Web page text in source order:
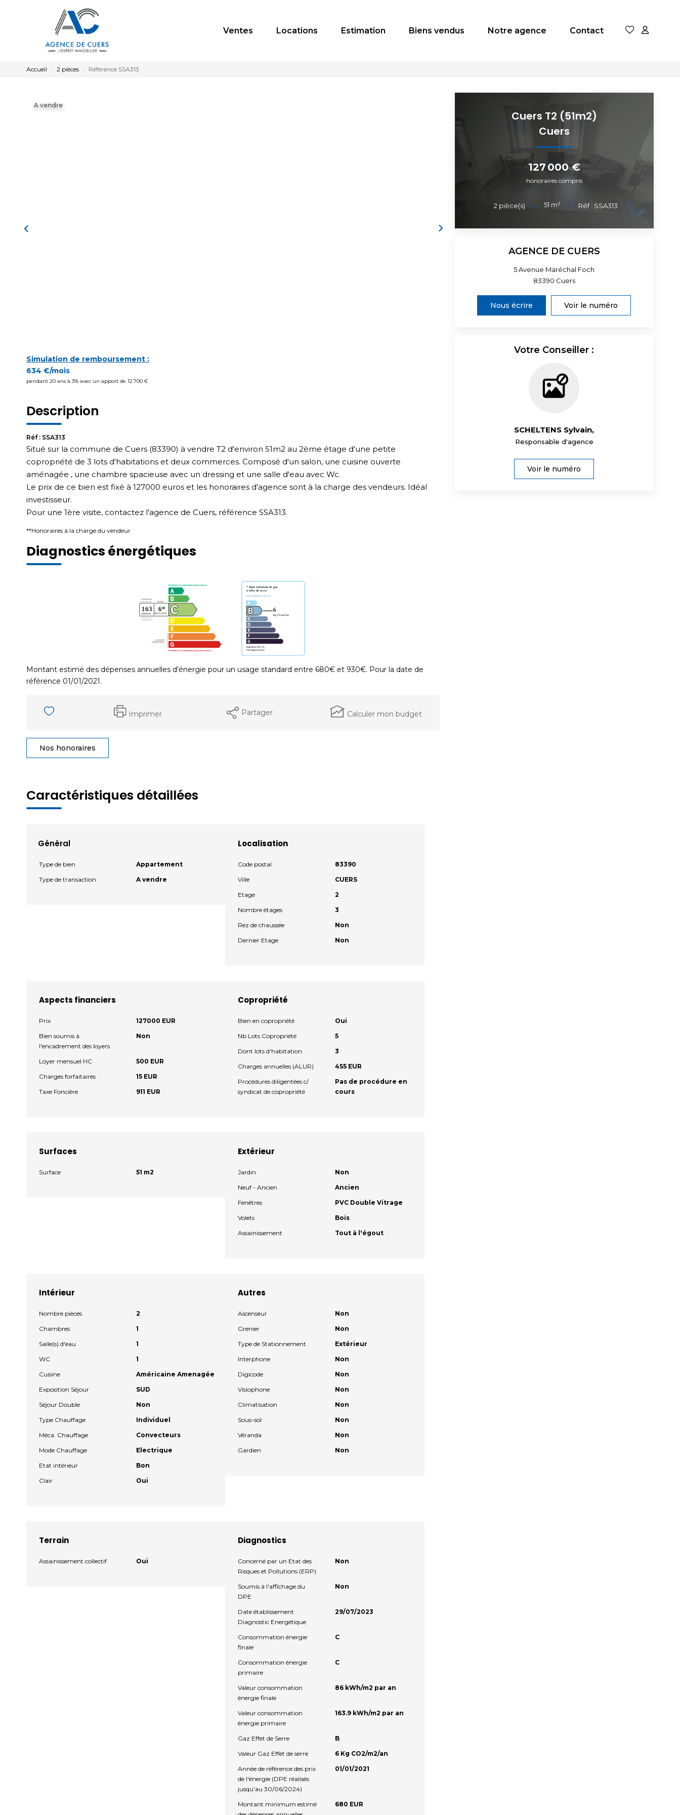
Ventes Locations Estimation Biens vendus Notre agence Contact
Accueil 2 pièces Référence SSA313
A vendre
Simulation de remboursement :
634 €/mois
pendant 20 ans à 3% avec un apport de 12 700 €
Description
Réf : SSA313
Situé sur la commune de Cuers (83390) à vendre T2 d'environ 51m2 au 2ème étage d'une petite
copropriété de 3 lots d'habitations et deux commerces. Composé d'un salon, une cuisine ouverte
aménagée , une chambre spacieuse avec un dressing et une salle d'eau avec Wc.
Le prix de ce bien est fixé à 127000 euros et les honoraires d'agence sont à la charge des vendeurs. Idéal
investisseur.
Pour une 1ère visite, contactez l'agence de Cuers, référence SSA313.
**Honoraires à la charge du vendeur
Diagnostics énergétiques
Montant estimé des dépenses annuelles d'énergie pour un usage standard entre 680€ et 930€. Pour la date de
référence 01/01/2021.
Imprimer Partager Calculer mon budget
Nos honoraires
Caractéristiques détaillées
Général
Type de bien
Appartement
Type de transaction
A vendre
Localisation
Code postal
83390
Ville
CUERS
Etage
2
Nombre étages
3
Rez de chaussée
Non
Dernier Etage
Non
Aspects financiers
Prix
127000 EUR
Bien soumis à
l'encadrement des loyers
Non
Loyer mensuel HC
500 EUR
Charges forfaitaires
15 EUR
Taxe Foncière
911 EUR
Copropriété
Bien en copropriété
Oui
Nb Lots Copropriété
5
Dont lots d'habitation
3
Charges annuelles (ALUR)
455 EUR
Procédures diligentées c/
syndicat de copropriété
Pas de procédure en
cours
Surfaces
Surface 51 m2
Extérieur
Jardin
Non
Neuf - Ancien
Ancien
Fenêtres
PVC Double Vitrage
Volets
Bois
Assainissement
Tout à l'égout
Intérieur
Nombre pièces
2
Chambres
1
Salle(s) d'eau
1
WC
1
Cuisine
Américaine Amenagée
Exposition Séjour
SUD
Séjour Double
Non
Type Chauffage
Individuel
Méca. Chauffage
Convecteurs
Mode Chauffage
Electrique
Etat intérieur
Bon
Clair
Oui
Autres
Ascenseur
Non
Grenier
Non
Type de Stationnement
Extérieur
Interphone
Non
Digicode
Non
Visiophone
Non
Climatisation
Non
Sous-sol
Non
Véranda
Non
Gardien
Non
Terrain
Assainissement collectif Oui
Diagnostics
Concerné par un Etat des
Risques et Pollutions (ERP)
Non
Soumis à l'affichage du
DPE
Non
Date établissement
Diagnostic Energétique
29/07/2023
Consommation énergie
finale
C
Consommation énergie
primaire
C
Valeur consommation
énergie finale
86 kWh/m2 par an
Valeur consommation
énergie primaire
163.9 kWh/m2 par an
Gaz Effet de Serre
B
Valeur Gaz Effet de serre
6 Kg CO2/m2/an
Année de référence des prix
de l'énergie (DPE réalisés
jusqu'au 30/06/2024)
01/01/2021
Montant minimum estimé
680 EUR
Cuers T2 (51m2)
Cuers
127 000 €
honoraires compris
2 pièce(s) 51 m² Réf : SSA313
AGENCE DE CUERS
5 Avenue Maréchal Foch
83390 Cuers
Nous écrire Voir le numéro
Votre Conseiller :
SCHELTENS Sylvain,
Responsable d'agence
Voir le numéro